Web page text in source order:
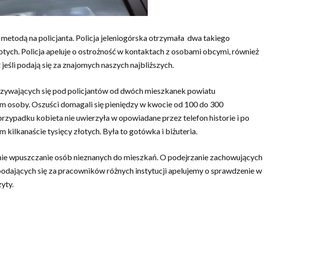
na policjanta. Policja jeleniogórska otrzymała dwa takiego
Policja apeluje o ostrożność w kontaktach z osobami obcymi, również
podają się za znajomych naszych najbliższych.
się pod policjantów od dwóch mieszkanek powiatu
osoby. Oszuści domagali się pieniędzy w kwocie od 100 do 300
kobieta nie uwierzyła w opowiadane przez telefon historie i po
kilkanaście tysięcy złotych. Była to gotówka i biżuteria.
wpuszczanie osób nieznanych do mieszkań. O podejrzanie zachowujących
się za pracowników różnych instytucji apelujemy o sprawdzenie w